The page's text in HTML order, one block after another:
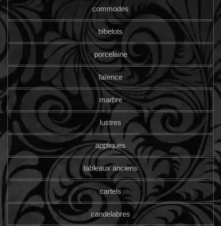
commodes
bibelots
porcelaine
faïence
marbre
lustres
appliques
tableaux anciens
cartels
candelabres